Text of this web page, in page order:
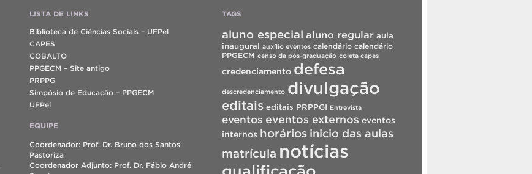
LISTA DE LINKS
Biblioteca de Ciências Sociais – UFPel
CAPES
COBALTO
PPGECM – Site antigo
PRPPG
Simpósio de Educação – PPGECM
UFPel
EQUIPE
Coordenador: Prof. Dr. Bruno dos Santos
Pastoriza
Coordenador Adjunto: Prof. Dr. Fábio André
TAGS
aluno especial aluno regular aula
inaugural auxílio eventos calendário calendário
PPGECM censo da pós-graduação coleta capes
credenciamento defesa
descredenciamento divulgação
editais editais PRPPGI Entrevista
eventos eventos externos eventos
internos horários inicio das aulas
matrícula notícias